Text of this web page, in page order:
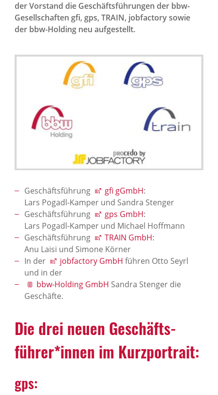
News Archiv
der Vorstand die Geschäftsführungen der bbw-
Gesellschaften gfi, gps, TRAIN, jobfactory sowie
der bbw-Holding neu aufgestellt.
Geschäftsführung gfi gGmbH:
Lars Pogadl-Kamper und Sandra Stenger
Geschäftsführung
gps GmbH:
Lars Pogadl-Kamper und Michael Hoffmann
Geschäftsführung
TRAIN GmbH:
Anu Laisi und Simone Körner
In der
jobfactory GmbH führen Otto Seyrl
und in der
bbw-Holding GmbH Sandra Stenger die
Geschäfte.
Die drei neuen Geschäfts­
führer*innen im Kurz­por­trait:
gps: